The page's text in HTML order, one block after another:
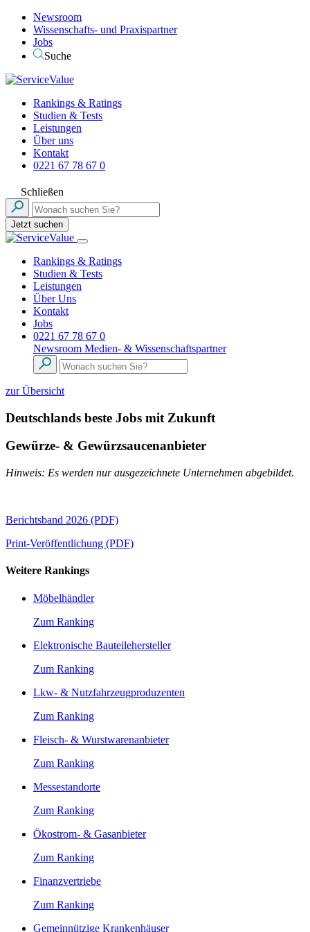
Newsroom
Wissenschafts- und Praxispartner
Jobs
Suche
Rankings & Ratings
Studien & Tests
Leistungen
Über uns
Kontakt
0221 67 78 67 0
Schließen
Jetzt suchen
Rankings & Ratings
Studien & Tests
Leistungen
Über Uns
Kontakt
Jobs
0221 67 78 67 0
Newsroom Medien- & Wissenschaftspartner
zur Übersicht
Deutschlands beste Jobs mit Zukunft
Gewürze- & Gewürzsaucenanbieter
Hinweis: Es werden nur ausgezeichnete Unternehmen abgebildet.
Berichtsband 2026 (PDF)
Print-Veröffentlichung (PDF)
Weitere Rankings
Möbelhändler
Zum Ranking
Elektronische Bauteilehersteller
Zum Ranking
Lkw- & Nutzfahrzeugproduzenten
Zum Ranking
Fleisch- & Wurstwarenanbieter
Zum Ranking
Messestandorte
Zum Ranking
Ökostrom- & Gasanbieter
Zum Ranking
Finanzvertriebe
Zum Ranking
Gemeinnützige Krankenhäuser